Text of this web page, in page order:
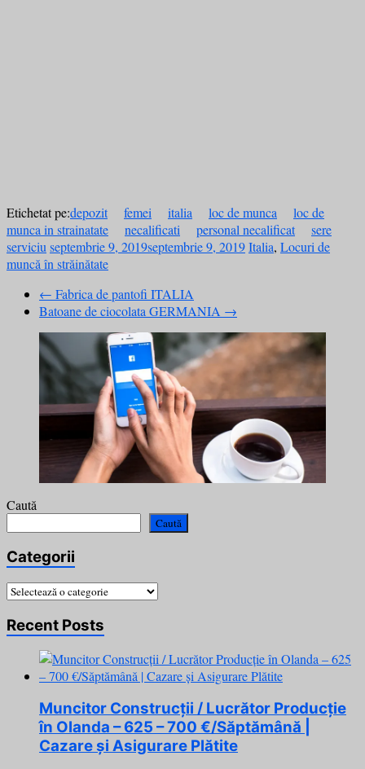
Etichetat pe:depozit femei italia loc de munca
loc de
munca in strainatate
necalificati personal necalificat
sere
serviciu septembrie 9, 2019septembrie 9, 2019Italia, Locuri de
muncă în străinătate
← Fabrica de pantofi ITALIA
Batoane de ciocolata GERMANIA →
Caută
Caută
Categorii
Categorii
Recent Posts
Muncitor Construcții / Lucrător Producție
în Olanda – 625 – 700 €/Săptămână |
Cazare și Asigurare Plătite